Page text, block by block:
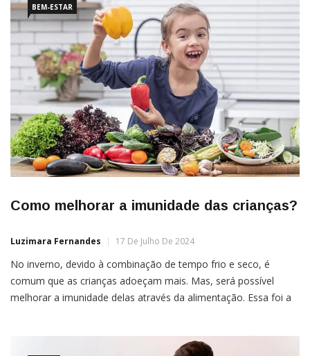
BEM-ESTAR
Como melhorar a imunidade das crianças?
Luzimara Fernandes 17 De Julho De 2024
No inverno, devido à combinação de tempo frio e seco, é
comum que as crianças adoeçam mais. Mas, será possível
melhorar a imunidade delas através da alimentação. Essa foi a
ricos em vitaminas e minerais, com um […]